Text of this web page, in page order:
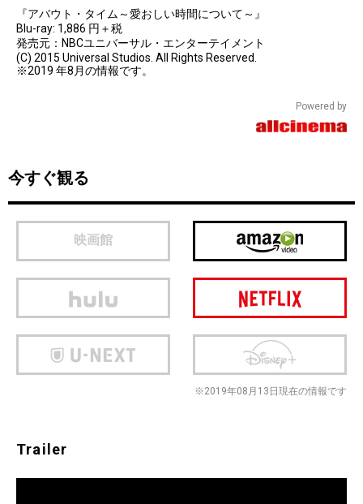
『アバウト・タイム～愛おしい時間について～』
Blu-ray: 1,886 円＋税
発売元：NBCユニバーサル・エンターテイメント
(C) 2015 Universal Studios. All Rights Reserved.
※2019 年8月の情報です。
Powered by
今すぐ観る
映画館
※2019年08月13日現在の情報です
Trailer